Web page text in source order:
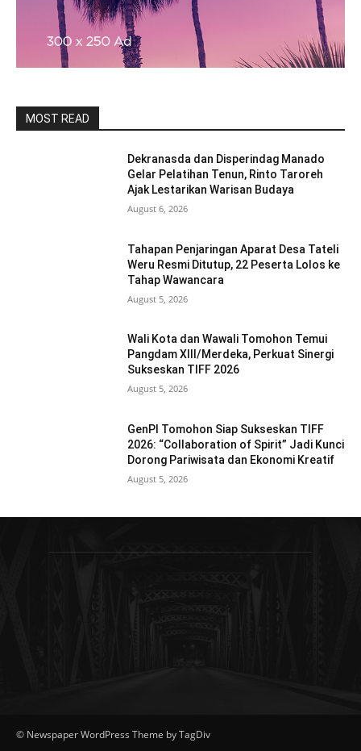
MOST READ
Dekranasda dan Disperindag Manado
Gelar Pelatihan Tenun, Rinto Taroreh
Ajak Lestarikan Warisan Budaya
August 6, 2026
Tahapan Penjaringan Aparat Desa Tateli
Weru Resmi Ditutup, 22 Peserta Lolos ke
Tahap Wawancara
August 5, 2026
Wali Kota dan Wawali Tomohon Temui
Pangdam XIII/Merdeka, Perkuat Sinergi
Sukseskan TIFF 2026
August 5, 2026
GenPI Tomohon Siap Sukseskan TIFF
2026: “Collaboration of Spirit” Jadi Kunci
Dorong Pariwisata dan Ekonomi Kreatif
August 5, 2026
© Newspaper WordPress Theme by TagDiv